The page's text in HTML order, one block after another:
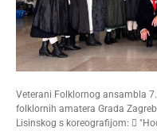
Veterani Folklornog ansambla
folklornih amatera Grada
Lisinskog s koreografijom: 